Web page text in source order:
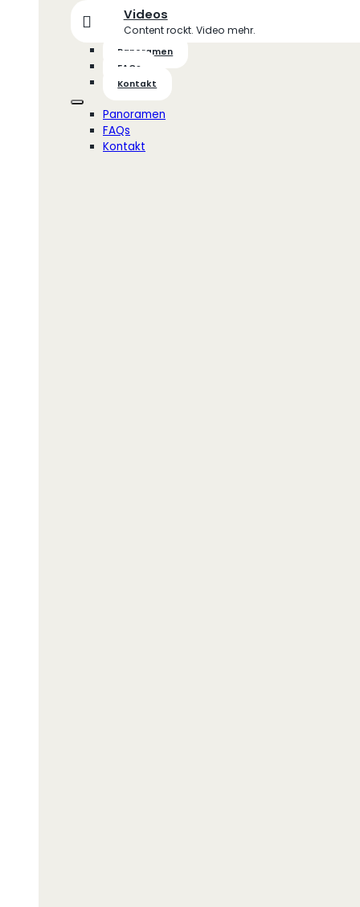
Videos
Content rockt. Video mehr.
Panoramen
FAQs
Kontakt
Panoramen
FAQs
Kontakt